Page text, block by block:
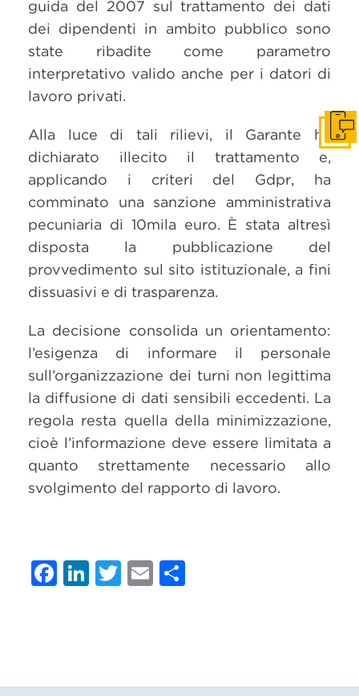
guida del 2007 sul trattamento dei dati
dei dipendenti in ambito pubblico sono
state ribadite come parametro
interpretativo valido anche per i datori di
lavoro privati.
Alla luce di tali rilievi, il Garante ha
dichiarato illecito il trattamento e,
applicando i criteri del Gdpr, ha
comminato una sanzione amministrativa
pecuniaria di 10mila euro. È stata altresì
disposta la pubblicazione del
provvedimento sul sito istituzionale, a fini
dissuasivi e di trasparenza.
La decisione consolida un orientamento:
l’esigenza di informare il personale
sull’organizzazione dei turni non legittima
la diffusione di dati sensibili eccedenti. La
regola resta quella della minimizzazione,
cioè l’informazione deve essere limitata a
quanto strettamente necessario allo
svolgimento del rapporto di lavoro.
Facebook
LinkedIn
Twitter
Email
Get